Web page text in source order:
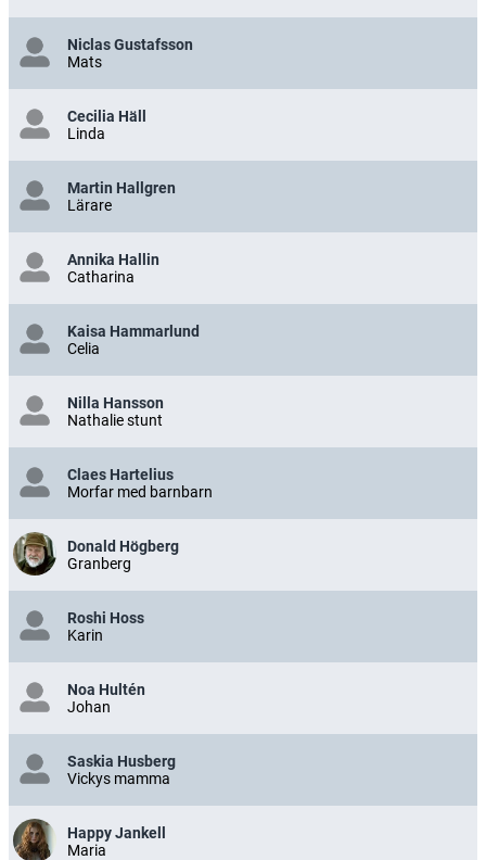
Niclas Gustafsson
Mats
Cecilia Häll
Linda
Martin Hallgren
Lärare
Annika Hallin
Catharina
Kaisa Hammarlund
Celia
Nilla Hansson
Nathalie stunt
Claes Hartelius
Morfar med barnbarn
Donald Högberg
Granberg
Roshi Hoss
Karin
Noa Hultén
Johan
Saskia Husberg
Vickys mamma
Happy Jankell
Maria